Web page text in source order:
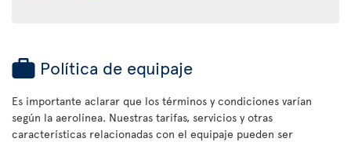
Política de equipaje
Es importante aclarar que los términos y condiciones varían
según la aerolínea. Nuestras tarifas, servicios y otras
características relacionadas con el equipaje pueden ser